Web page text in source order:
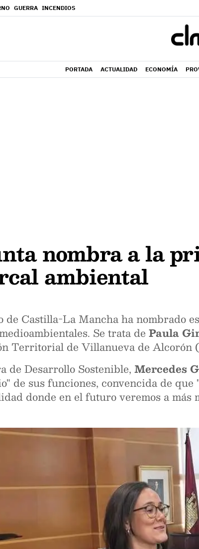
GUERRA INCENDIOS
PORTADA ACTUALIDAD ECONOMÍA
nombra a la
ambiental
de Castilla-La Mancha ha nombrado
Se trata de Paula
Territorial de Villanueva de Alcorón
de Desarrollo Sostenible, Mercedes
de sus funciones, convencida de
donde en el futuro veremos a más